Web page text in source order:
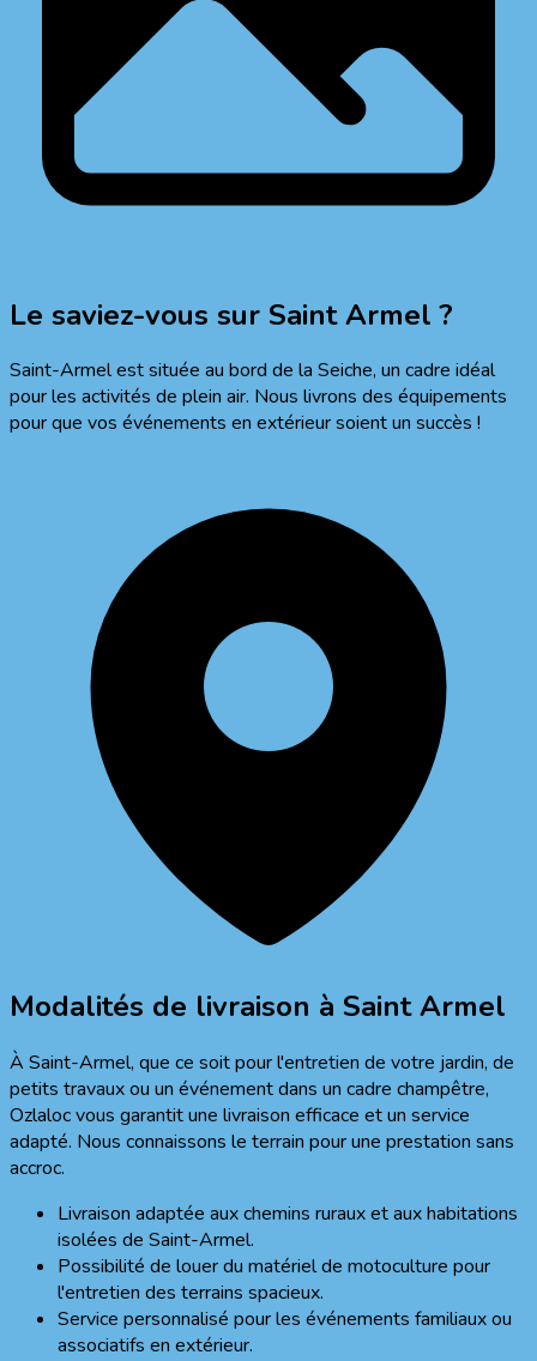
Le saviez-vous sur Saint Armel ?
Saint-Armel est située au bord de la Seiche, un cadre idéal
pour les activités de plein air. Nous livrons des équipements
pour que vos événements en extérieur soient un succès !
Modalités de livraison à Saint Armel
À Saint-Armel, que ce soit pour l'entretien de votre jardin, de
petits travaux ou un événement dans un cadre champêtre,
Ozlaloc vous garantit une livraison efficace et un service
adapté. Nous connaissons le terrain pour une prestation sans
accroc.
Livraison adaptée aux chemins ruraux et aux habitations
isolées de Saint-Armel.
Possibilité de louer du matériel de motoculture pour
l'entretien des terrains spacieux.
Service personnalisé pour les événements familiaux ou
associatifs en extérieur.